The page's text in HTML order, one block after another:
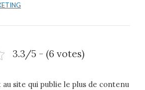
3.3/5 - (6 votes)
au site qui publie le plus de contenu